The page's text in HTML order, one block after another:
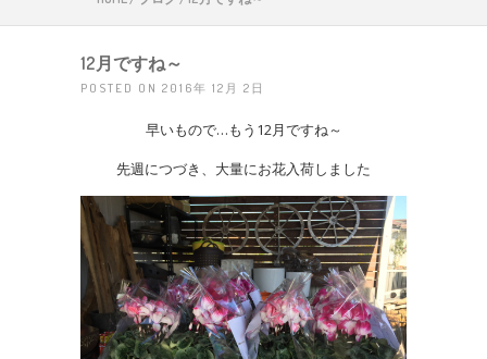
12月ですね～
POSTED ON 2016年 12月 2日
早いもので…もう12月ですね～
先週につづき、大量にお花入荷しました